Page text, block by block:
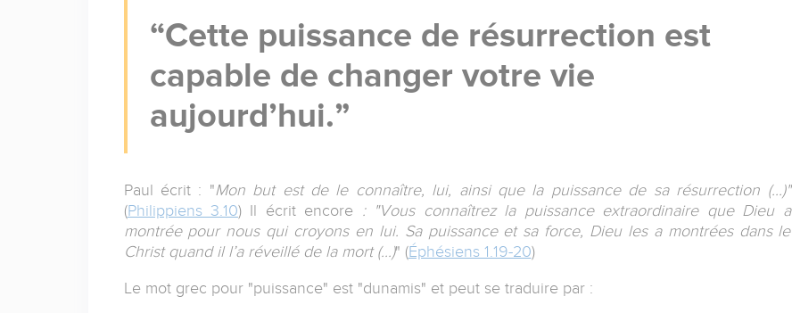
Cette puissance de résurrection est
capable de changer votre vie
aujourd’hui.
Paul écrit : "Mon but est de le connaître, lui, ainsi que la puissance de sa résurrection (...)"
(Philippiens 3.10) Il écrit encore : "Vous connaîtrez la puissance extraordinaire que Dieu a
montrée pour nous qui croyons en lui. Sa puissance et sa force, Dieu les a montrées dans le
Christ quand il l’a réveillé de la mort (...)" (Éphésiens 1.19-20)
Le mot grec pour "puissance" est "dunamis" et peut se traduire par :